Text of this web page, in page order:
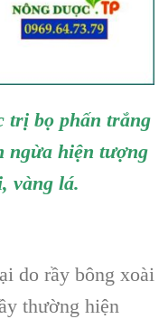
trị bọ phấn trắng
ngừa hiện tượng
vàng lá.
do rầy bông xoài
thường hiện